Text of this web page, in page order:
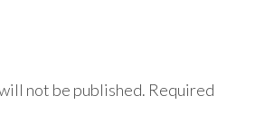
not be published. Required